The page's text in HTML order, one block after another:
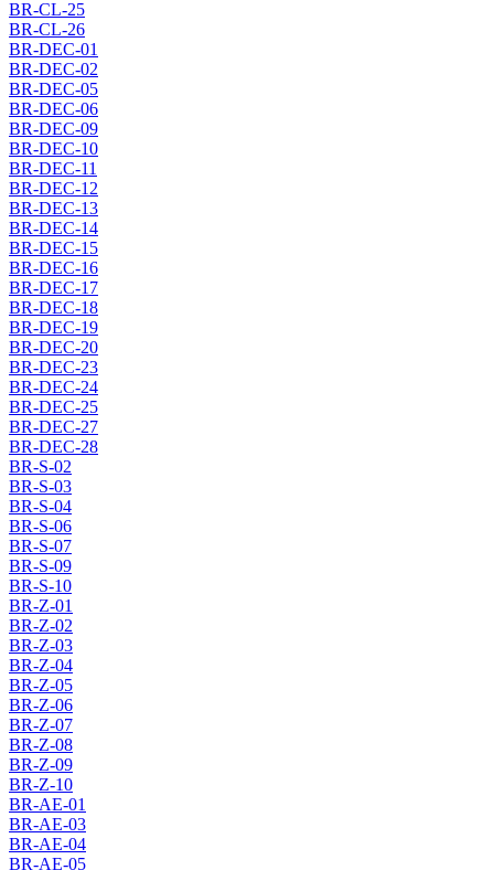
BR-CL-25
BR-CL-26
BR-DEC-01
BR-DEC-02
BR-DEC-05
BR-DEC-06
BR-DEC-09
BR-DEC-10
BR-DEC-11
BR-DEC-12
BR-DEC-13
BR-DEC-14
BR-DEC-15
BR-DEC-16
BR-DEC-17
BR-DEC-18
BR-DEC-19
BR-DEC-20
BR-DEC-23
BR-DEC-24
BR-DEC-25
BR-DEC-27
BR-DEC-28
BR-S-02
BR-S-03
BR-S-04
BR-S-06
BR-S-07
BR-S-09
BR-S-10
BR-Z-01
BR-Z-02
BR-Z-03
BR-Z-04
BR-Z-05
BR-Z-06
BR-Z-07
BR-Z-08
BR-Z-09
BR-Z-10
BR-AE-01
BR-AE-03
BR-AE-04
BR-AE-05